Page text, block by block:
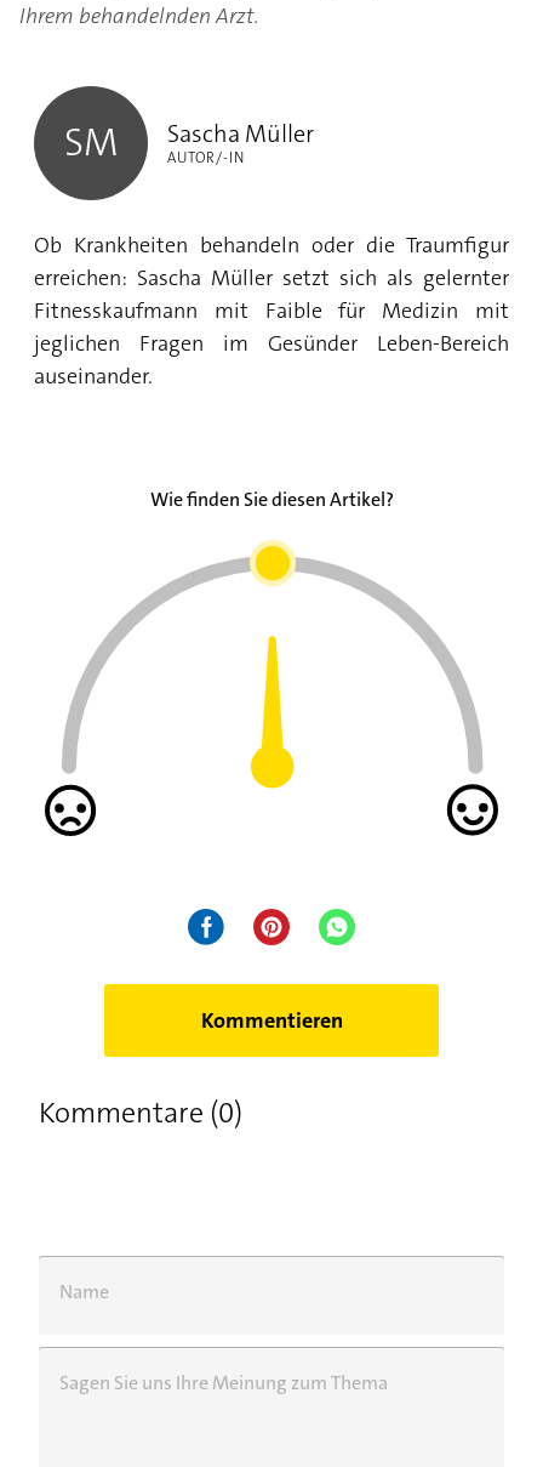
Ihrem behandelnden Arzt.
SM Sascha Müller
AUTOR/-IN
Ob Krankheiten behandeln oder die Traumfigur
erreichen: Sascha Müller setzt sich als gelernter
Fitnesskaufmann mit Faible für Medizin mit
jeglichen Fragen im Gesünder Leben-Bereich
auseinander.
Wie finden Sie diesen Artikel?
Kommentieren
Kommentare (0)
Name
Sagen Sie uns Ihre Meinung zum Thema